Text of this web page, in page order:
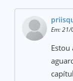
Em:
Estou